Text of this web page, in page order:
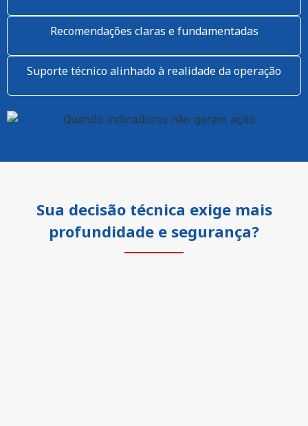
Recomendações claras e fundamentadas
Suporte técnico alinhado à realidade da operação
Sua decisão técnica exige mais
profundidade e segurança?